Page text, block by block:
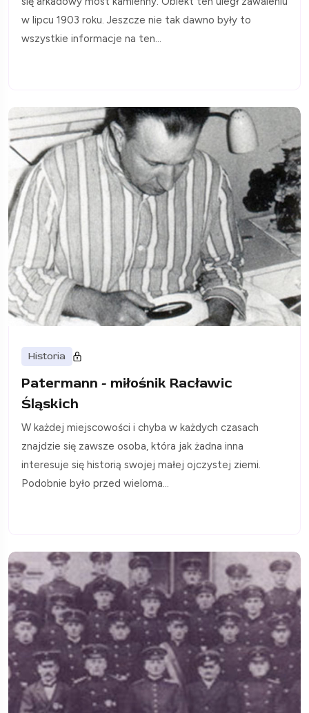
w lipcu 1903 roku. Jeszcze nie tak dawno były to
wszystkie informacje na ten...
Historia
Patermann - miłośnik Racławic
Śląskich
W każdej miejscowości i chyba w każdych czasach
znajdzie się zawsze osoba, która jak żadna inna
interesuje się historią swojej małej ojczystej ziemi.
Podobnie było przed wieloma...